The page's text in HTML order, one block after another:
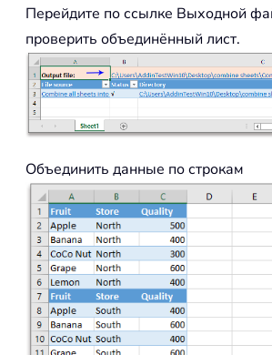
Перейдите по ссылке Выходной
проверить объединённый лист.
Объединить данные по строкам